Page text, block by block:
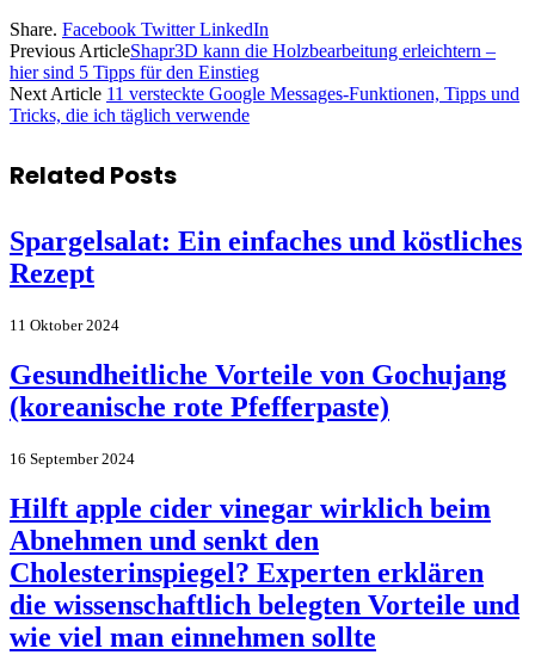
Share. Facebook Twitter LinkedIn
Previous ArticleShapr3D kann die Holzbearbeitung erleichtern –
hier sind 5 Tipps für den Einstieg
Next Article 11 versteckte Google Messages-Funktionen, Tipps und
Tricks, die ich täglich verwende
Related Posts
Spargelsalat: Ein einfaches und köstliches
Rezept
11 Oktober 2024
Gesundheitliche Vorteile von Gochujang
(koreanische rote Pfefferpaste)
16 September 2024
Hilft apple cider vinegar wirklich beim
Abnehmen und senkt den
Cholesterinspiegel? Experten erklären
die wissenschaftlich belegten Vorteile und
wie viel man einnehmen sollte